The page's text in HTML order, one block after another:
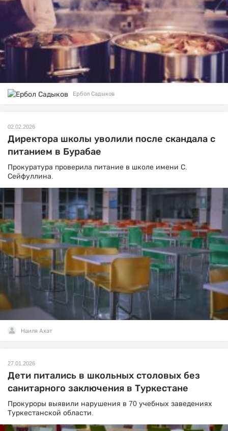
Ербол Садыков
02.02.2026
Директора школы уволили после скандала с
питанием в Бурабае
Прокуратура проверила питание в школе имени С.
Сейфуллина.
Наиля Ахат
27.01.2026
Дети питались в школьных столовых без
санитарного заключения в Туркестане
Прокуроры выявили нарушения в 70 учебных заведениях
Туркестанской области.